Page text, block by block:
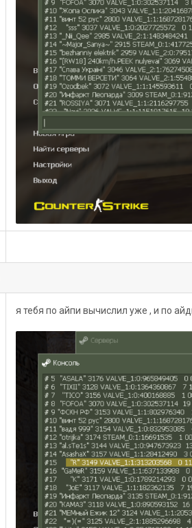
я тебя по айпи вычислил уже , и по